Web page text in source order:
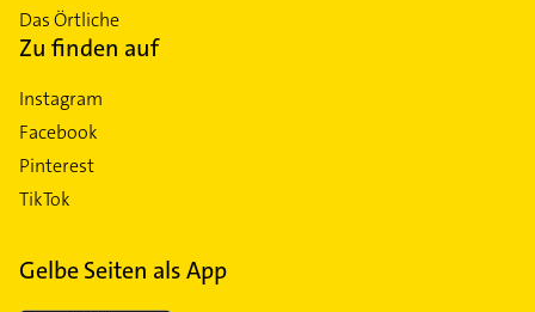
Das Örtliche
Zu finden auf
Instagram
Facebook
Pinterest
TikTok
Gelbe Seiten als App